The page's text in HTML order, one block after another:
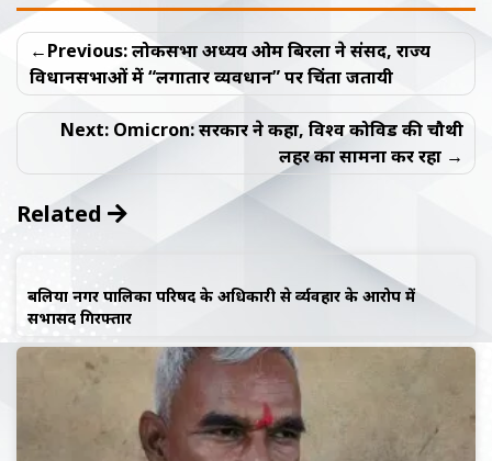
Post
navigation
Previous: लोकसभा अध्ययक्ष ओम बिरला ने संसद, राज्य
विधानसभाओं में “लगातार व्यवधान” पर चिंता जतायी
Next: Omicron: सरकार ने कहा, विश्व कोविड की चौथी
लहर का सामना कर रहा
Related
बलिया नगर पालिका परिषद के अधिकारी से दुर्व्यवहार के आरोप में
सभासद गिरफ्तार